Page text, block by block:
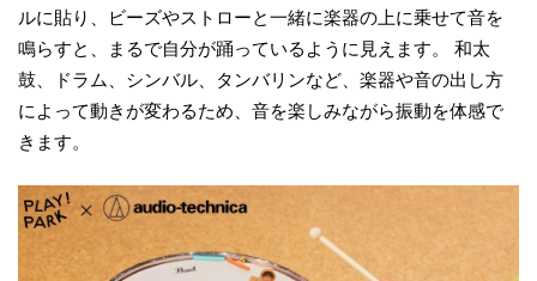
ルに貼り、ビーズやストローと一緒に楽器の上に乗せて音を
鳴らすと、まるで自分が踊っているように見えます。 和太
鼓、ドラム、シンバル、タンバリンなど、楽器や音の出し方
によって動きが変わるため、音を楽しみながら振動を体感で
きます。